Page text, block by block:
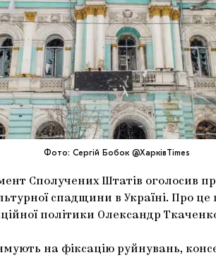
Фото: Сергій Бобок @ХарківTimes
Сполучених Штатів оголосив
спадщини в Україні. Про це
політики Олександр
на фіксацію руйнувань,